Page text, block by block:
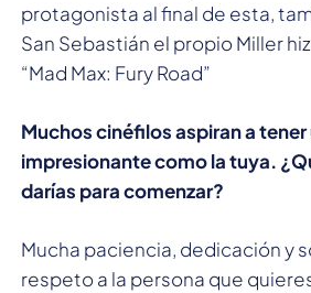
protagonista al final de esta,
San Sebastián el propio Miller
“Mad Max: Fury Road”
Muchos cinéfilos aspiran a
impresionante como la tuya.
darías para comenzar?
Mucha paciencia, dedicación y
respeto a la persona que